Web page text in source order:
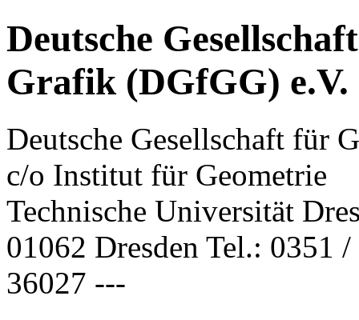
Deutsche
Grafik (DGfGG) e.V.
Deutsche Gesellschaft für
c/o Institut für Geometrie
Technische Universität
01062 Dresden Tel.: 0351
36027 ---